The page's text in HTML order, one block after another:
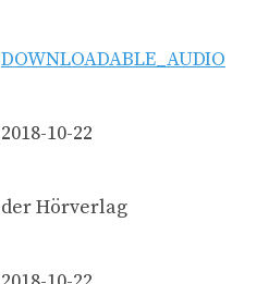
DOWNLOADABLE_AUDIO
2018-10-22
der Hörverlag